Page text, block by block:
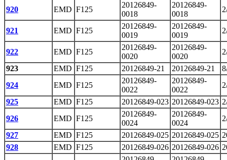
920
EMD F125
20126849-
0018
20126849-
0018
921 EMD F125
20126849-
0019
20126849-
0019
922 EMD F125
20126849-
0020
20126849-
0020
923
EMD F125 20126849-21 20126849-21
924
EMD F125
20126849-
0022
20126849-
0022
925
EMD F125 20126849-023 20126849-023
926
EMD F125
20126849-
0024
20126849-
0024
927
EMD F125 20126849-025 20126849-025
928
EMD F125 20126849-026 20126849-026